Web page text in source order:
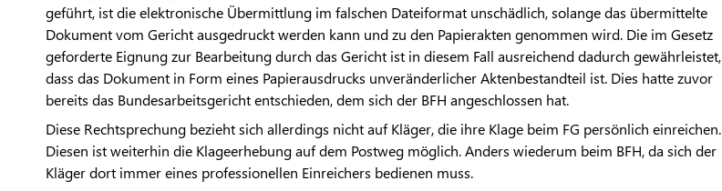
geführt, ist die elektronische Übermittlung im falschen Dateiformat unschädlich, solange das übermittelte
Dokument vom Gericht ausgedruckt werden kann und zu den Papierakten genommen wird. Die im Gesetz
geforderte Eignung zur Bearbeitung durch das Gericht ist in diesem Fall ausreichend dadurch gewährleistet,
dass das Dokument in Form eines Papierausdrucks unveränderlicher Aktenbestandteil ist. Dies hatte zuvor
bereits das Bundesarbeitsgericht entschieden, dem sich der BFH angeschlossen hat.
Diese Rechtsprechung bezieht sich allerdings nicht auf Kläger, die ihre Klage beim FG persönlich einreichen.
Diesen ist weiterhin die Klageerhebung auf dem Postweg möglich. Anders wiederum beim BFH, da sich der
Kläger dort immer eines professionellen Einreichers bedienen muss.